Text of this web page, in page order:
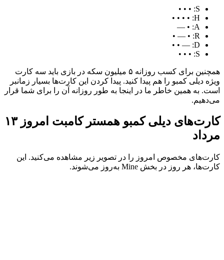
S: • • •
H: • • • •
A: • —
R: • — •
D: — • •
S: • • •
همچنین برای کسب روزانه ۵ میلیون سکه‌ در بازی باید سه کارت
ویژه دیلی کمبو را هم پیدا کنید. پیدا کردن این کارت‌ها بسیار زمانبر
است. به همین خاطر ما در اینجا به ‌طور روزانه آن را برای شما قرار
می‌دهیم.
کارت‌های دیلی کمبو همستر کامبت امروز ۱۳
مرداد
کارت‌های مخصوص امروز را در تصویر زیر مشاهده می‌کنید. این
کارت‌ها، هر روز در بخش Mine به‌روز می‌شوند.